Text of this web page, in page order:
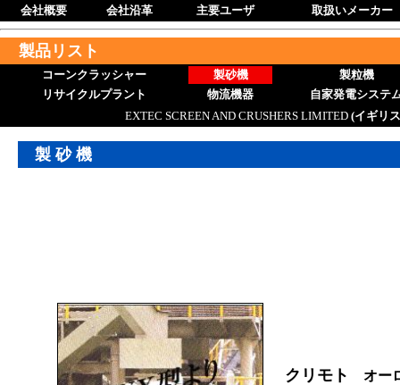
会社概要 会社沿革 主要ユーザ 取扱いメーカー
製品リスト
コーンクラッシャー 製砂機
製粒機
リサイクルプラント
物流機器
自家発電システ
EXTEC SCREEN AND CRUSHERS LIMITED(イギリ
製 砂 機
クリモト オー